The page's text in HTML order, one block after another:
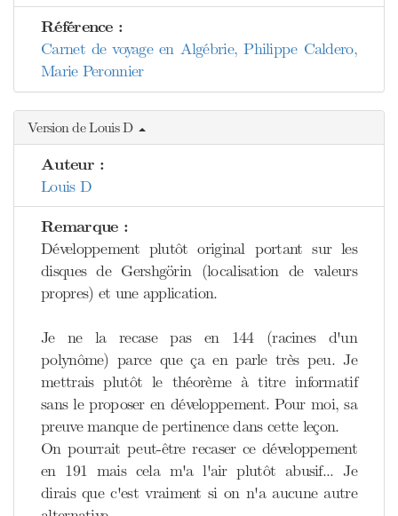
Référence :
Carnet de voyage en Algébrie, Philippe Caldero,
Marie Peronnier
Version de Louis D
Auteur :
Louis D
Remarque :
Développement plutôt original portant sur les
disques de Gershgörin (localisation de valeurs
propres) et une application.
Je ne la recase pas en 144 (racines d'un
polynôme) parce que ça en parle très peu. Je
mettrais plutôt le théorème à titre informatif
sans le proposer en développement. Pour moi, sa
preuve manque de pertinence dans cette leçon.
On pourrait peut-être recaser ce développement
en 191 mais cela m'a l'air plutôt abusif... Je
dirais que c'est vraiment si on n'a aucune autre